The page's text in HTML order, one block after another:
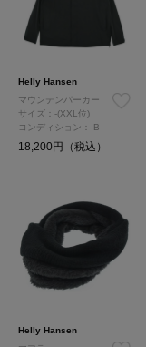
Helly Hansen
マウンテンパーカー
サイズ：-(XXL位)
コンディション： B
18,200円（税込）
Helly Hansen